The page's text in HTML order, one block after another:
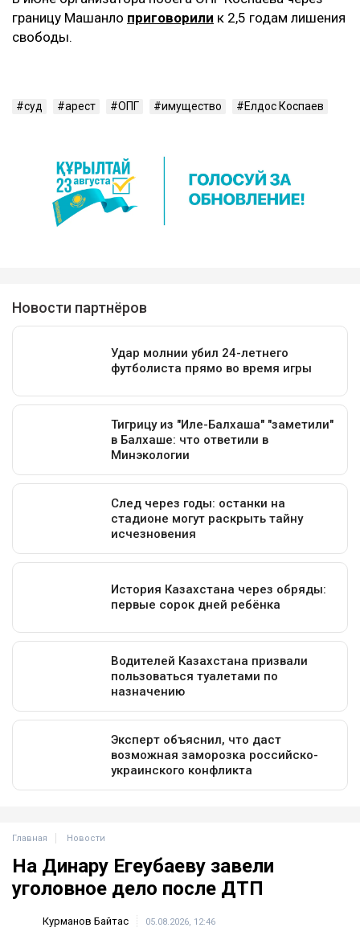
границу Машанло приговорили к 2,5 годам лишения
свободы.
суд арест ОПГ имущество Елдос Коспаев
Главная Новости
На Динару Егеубаеву завели
уголовное дело после ДТП
Курманов Байтас 05.08.2026, 12:46